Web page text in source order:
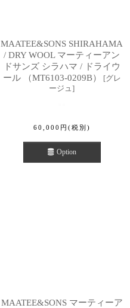
MAATEE&SONS SHIRAHAMA
/ DRY WOOL マーティーアン
ドサンズ シラハマ / ドライウ
ール （MT6103-0209B）
[グレ
ージュ ]
60,000 円 (税別)
Option
MAATEE&SONS マーティーア